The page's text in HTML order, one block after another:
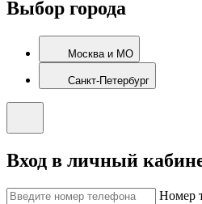
Выбор города
Москва и МО
Санкт-Петербург
Вход в личный
Номер